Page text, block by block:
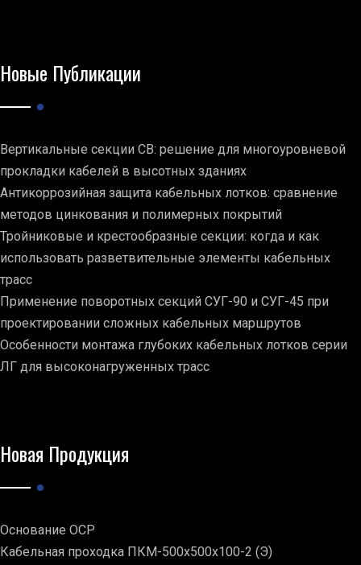
Новые Публикации
Вертикальные секции СВ: решение для многоуровневой
прокладки кабелей в высотных зданиях
Антикоррозийная защита кабельных лотков: сравнение
методов цинкования и полимерных покрытий
Тройниковые и крестообразные секции: когда и как
использовать разветвительные элементы кабельных
трасс
Применение поворотных секций СУГ-90 и СУГ-45 при
проектировании сложных кабельных маршрутов
Особенности монтажа глубоких кабельных лотков серии
ЛГ для высоконагруженных трасс
Новая Продукция
Основание ОСР
Кабельная проходка ПКМ-500х500х100-2 (Э)